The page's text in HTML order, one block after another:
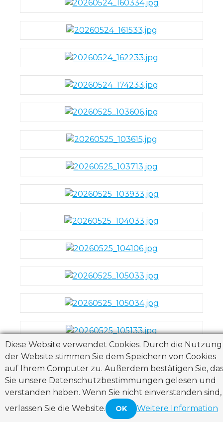
Diese Website verwendet Cookies. Durch die Nutzung
der Website stimmen Sie dem Speichern von Cookies
auf Ihrem Computer zu. Außerdem bestätigen Sie,
Sie unsere Datenschutzbestimmungen gelesen und
verstanden haben. Wenn Sie nicht einverstanden sind,
verlassen Sie die Website.
OK Weitere Information
· Zuletzt geändert:
2026/06/07von Uwe Fischer